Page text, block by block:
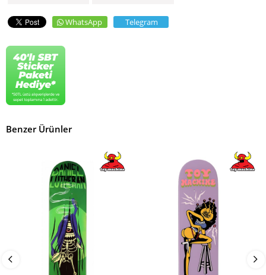
WhatsApp Telegram
Benzer Ürünler